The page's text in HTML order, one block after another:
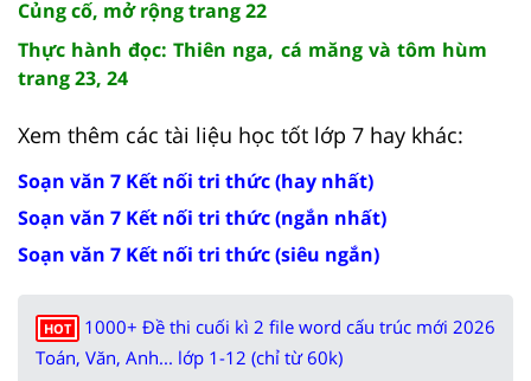
Củng cố, mở rộng trang 22
Thực hành đọc: Thiên nga, cá măng và tôm hùm
trang 23, 24
Xem thêm các tài liệu học tốt lớp 7 hay khác:
Soạn văn 7 Kết nối tri thức (hay nhất)
Soạn văn 7 Kết nối tri thức (ngắn nhất)
Soạn văn 7 Kết nối tri thức (siêu ngắn)
HOT
1000+ Đề thi cuối kì 2 file word cấu trúc mới 2026
Toán, Văn, Anh... lớp 1-12 (chỉ từ 60k)